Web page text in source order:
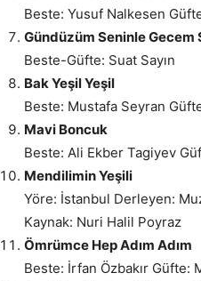
Beste: Yusuf Nalkesen
Gündüzüm Seninle Gecem
Beste-Güfte: Suat Sayın
Bak Yeşil Yeşil
Beste: Mustafa Seyran
Mavi Boncuk
Beste: Ali Ekber Tagiyev
Mendilimin Yeşili
Yöre: İstanbul Derleyen:
Kaynak: Nuri Halil Poyraz
Ömrümce Hep Adım Adım
Beste: İrfan Özbakır Güfte: